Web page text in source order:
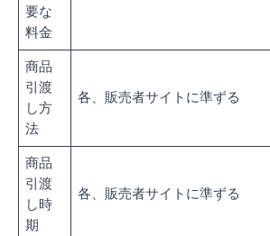
要な
料金
商品
引渡
し方
法
各、販売者サイトに準ずる
商品
引渡
し時
期
各、販売者サイトに準ずる